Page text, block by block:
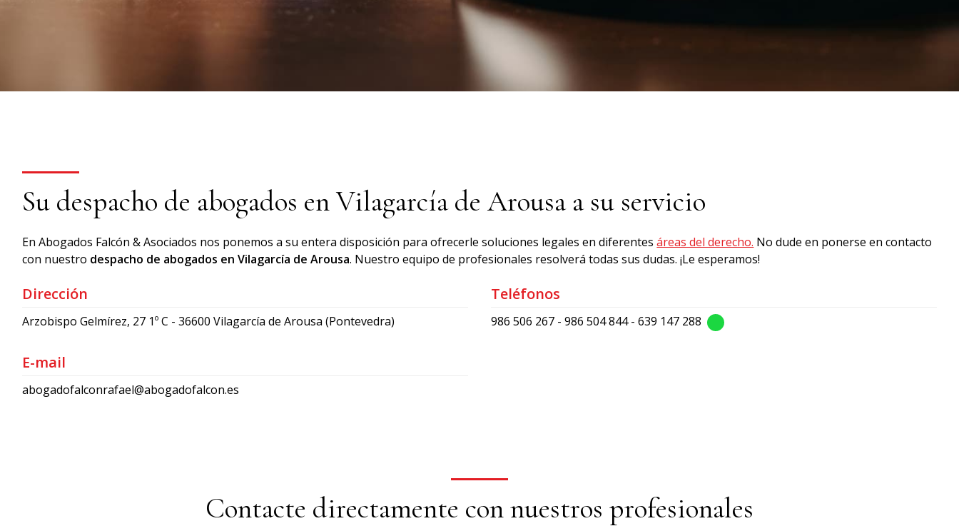
Su despacho de abogados en Vilagarcía de Arousa a su servicio
En Abogados Falcón & Asociados nos ponemos a su entera disposición para ofrecerle soluciones legales en diferentesáreas del derecho. No dude en ponerse en contacto
con nuestro despacho de abogados en Vilagarcía de Arousa. Nuestro equipo de profesionales resolverá todas sus dudas. ¡Le esperamos!
Dirección
Arzobispo Gelmírez, 27 1º C - 36600 Vilagarcía de Arousa (Pontevedra)
Teléfonos
986 506 267- 986 504 844- 639 147 288
E-mail
abogadofalconrafael@abogadofalcon.es
Contacte directamente con nuestros profesionales